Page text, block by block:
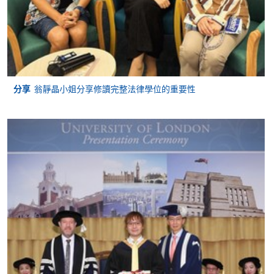
致電查詢3761-1122)，然後及報名參加具體考試。 所
有倫敦大學的新註冊均由香港香港大學專業進修學院
(HKU SPACE) 處理
(https://hkuspace.hku.hk/londonu/#how-to-apply)。
倫敦大學：課程簡介及註冊申請表可向倫敦大學 (入學
1122，電子郵件：londonu@hkuspace.hku.hk)
倫敦大學費用
學生在提出申請時直接向倫敦大學支付不可退還的申
請費，並在完成註冊後支付註冊費。每個模組需支付
單獨的模組費，每次考試需支付考試費。如需詳細資
訊和更新：
https://www.london.ac.uk/sites/default/files/fee-
schedule-laws-ug-2026-27.pdf
分享 翁靜晶小姐分享修讀完整法律學位的重要性